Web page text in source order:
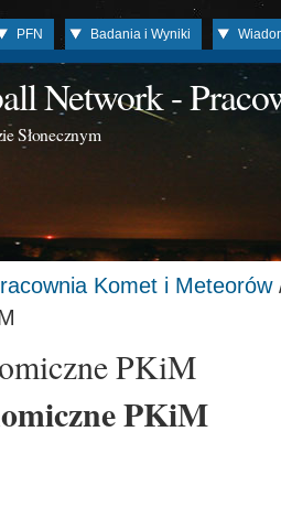
PFN Badania i Wyniki
Network -
Słonecznym
Komet i Meteorów
PKiM
PKiM